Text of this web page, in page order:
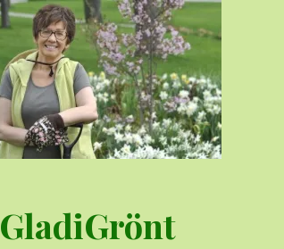
GladiGrönt